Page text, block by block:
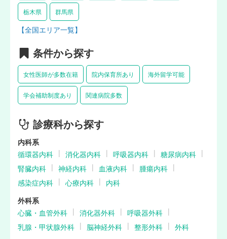
栃木県 群馬県
【全国エリア一覧】
条件から探す
女性医師が多数在籍 院内保育所あり 海外留学可能
学会補助制度あり 関連病院多数
診療科から探す
内科系
循環器内科
消化器内科 呼吸器内科
糖尿病内科
腎臓内科
神経内科 血液内科
腫瘍内科
感染症内科
心療内科
内科
外科系
心臓・血管外科
消化器外科
呼吸器外科
乳腺・甲状腺外科
脳神経外科 整形外科
外科